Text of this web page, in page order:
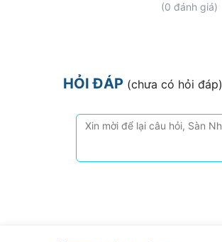
(0 đánh giá)
HỎI ĐÁP (chưa có hỏi đáp)